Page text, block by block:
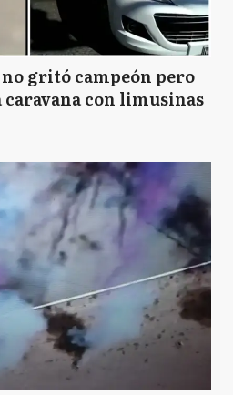
gritó campeón pero
con limusinas